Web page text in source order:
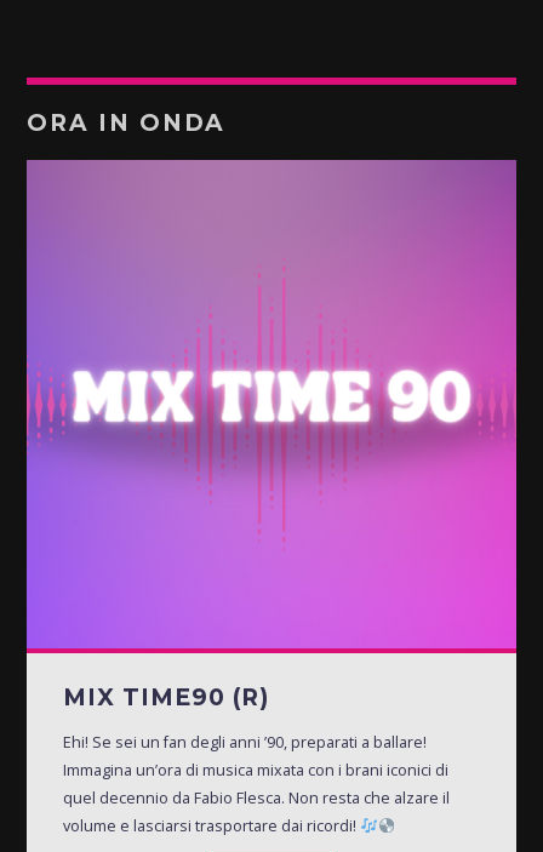
ORA IN ONDA
MIX TIME90 (R)
Ehi! Se sei un fan degli anni ’90, preparati a ballare!
Immagina un’ora di musica mixata con i brani iconici di
quel decennio da Fabio Flesca. Non resta che alzare il
volume e lasciarsi trasportare dai ricordi!